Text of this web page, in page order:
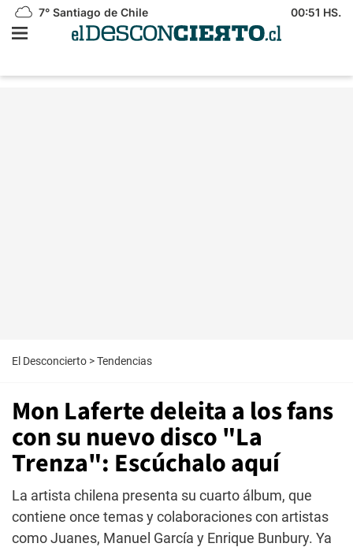
7° Santiago de Chile 00:51 HS.
El Desconcierto >Tendencias
Mon Laferte deleita a los fans
con su nuevo disco "La
Trenza": Escúchalo aquí
La artista chilena presenta su cuarto álbum, que
contiene once temas y colaboraciones con artistas
como Juanes, Manuel García y Enrique Bunbury. Ya